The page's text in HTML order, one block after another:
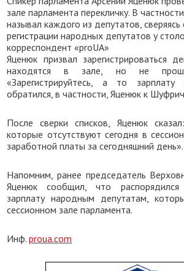
зале парламента перекличку. В
называл каждого из депутатов, сверяясь
регистрации народных депутатов у
корреспондент «proUA»
Яценюк призвал зарегистрироваться
находятся в зале, но не
«Зарегистрируйтесь, а то
обратился, в частности, Яценюк к
После сверки списков, Яценюк
которые отсутствуют сегодня в
заработной платы за сегодняшний день».
Напомним, ранее председатель
Яценюк сообщил, что
зарплату народным депутатам,
сессионном зале парламента.
Инф.proua.com